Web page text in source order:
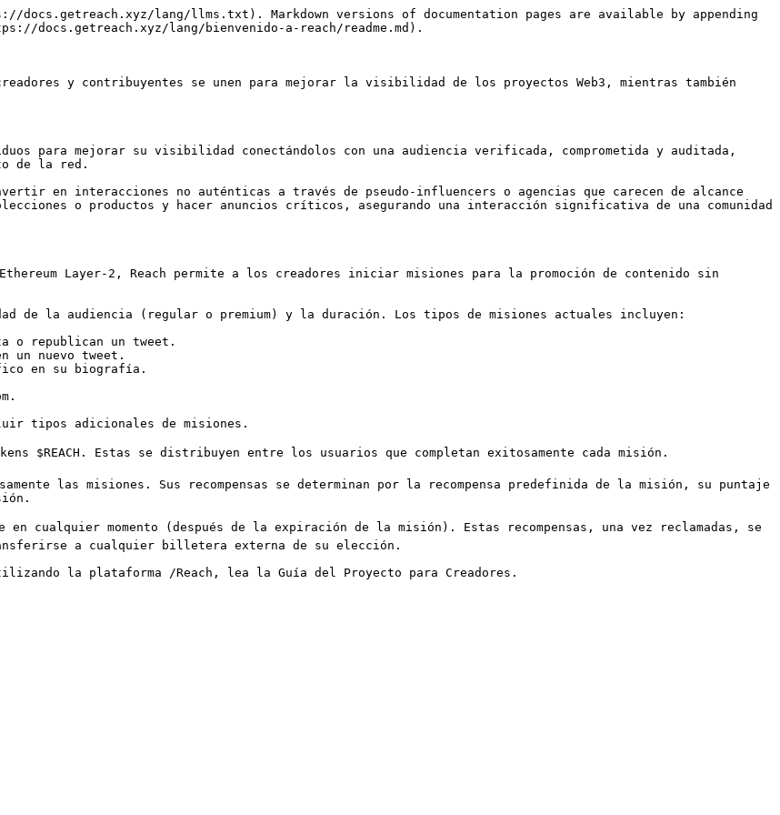
lang/llms.txt). Markdown versions of documentation pages are available by appending
docs.getreach.xyz/lang/bienvenido-a-reach/readme.md).
y contribuyentes se unen para mejorar la visibilidad de los proyectos Web3, mientras también
para mejorar su visibilidad conectándolos con una audiencia verificada, comprometida y auditada,
de la red.
en interacciones no auténticas a través de pseudo-influencers o agencias que carecen de alcance
o productos y hacer anuncios críticos, asegurando una interacción significativa de una comunidad
Layer-2, Reach permite a los creadores iniciar misiones para la promoción de contenido sin
de la audiencia (regular o premium) y la duración. Los tipos de misiones actuales incluyen:
o republican un tweet.
un nuevo tweet.
en su biografía.
tipos adicionales de misiones.
$REACH. Estas se distribuyen entre los usuarios que completan exitosamente cada misión.
las misiones. Sus recompensas se determinan por la recompensa predefinida de la misión, su puntaje
en cualquier momento (después de la expiración de la misión). Estas recompensas, una vez reclamadas, se
a cualquier billetera externa de su elección.